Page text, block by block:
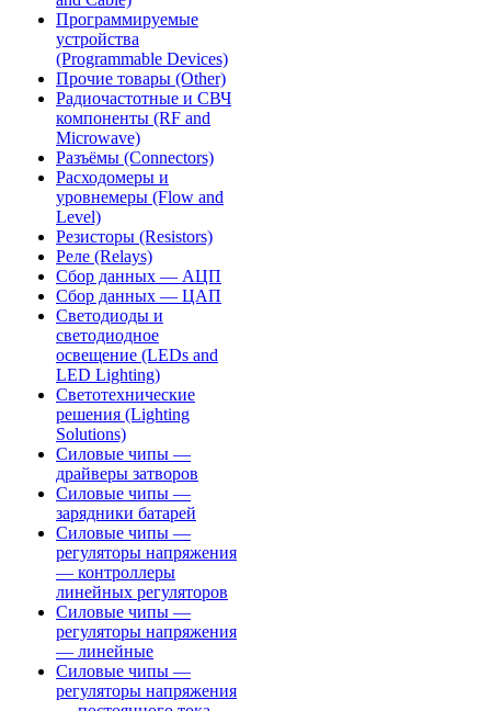
Программируемые
устройства
(Programmable Devices)
Прочие товары (Other)
Радиочастотные и СВЧ
компоненты (RF and
Microwave)
Разъёмы (Connectors)
Расходомеры и
уровнемеры (Flow and
Level)
Резисторы (Resistors)
Реле (Relays)
Сбор данных — АЦП
Сбор данных — ЦАП
Светодиоды и
светодиодное
освещение (LEDs and
LED Lighting)
Светотехнические
решения (Lighting
Solutions)
Силовые чипы —
драйверы затворов
Силовые чипы —
зарядники батарей
Силовые чипы —
регуляторы напряжения
— контроллеры
линейных регуляторов
Силовые чипы —
регуляторы напряжения
— линейные
Силовые чипы —
регуляторы напряжения